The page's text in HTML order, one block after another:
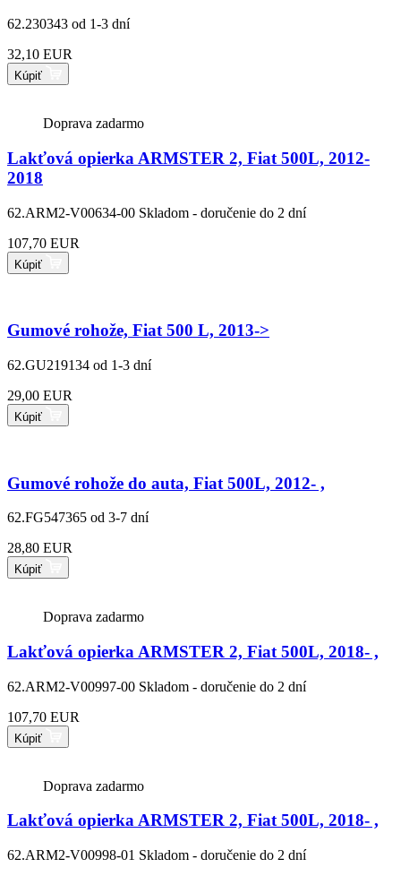
62.230343 od 1-3 dní
32,10 EUR
Kúpiť
Doprava zadarmo
Lakťová opierka ARMSTER 2, Fiat 500L, 2012-
2018
62.ARM2-V00634-00 Skladom - doručenie do 2 dní
107,70 EUR
Kúpiť
Gumové rohože, Fiat 500 L, 2013->
62.GU219134 od 1-3 dní
29,00 EUR
Kúpiť
Gumové rohože do auta, Fiat 500L, 2012- ,
62.FG547365 od 3-7 dní
28,80 EUR
Kúpiť
Doprava zadarmo
Lakťová opierka ARMSTER 2, Fiat 500L, 2018- ,
62.ARM2-V00997-00 Skladom - doručenie do 2 dní
107,70 EUR
Kúpiť
Doprava zadarmo
Lakťová opierka ARMSTER 2, Fiat 500L, 2018- ,
62.ARM2-V00998-01 Skladom - doručenie do 2 dní